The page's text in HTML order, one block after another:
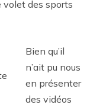
volet des sports
Bien qu’il
n’ait pu nous
en présenter
des vidéos